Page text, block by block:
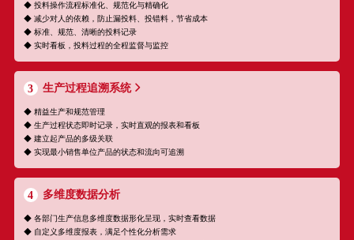
◆ 投料操作流程标准化、规范化与精确化
◆ 减少对人的依赖，防止漏投料、投错料，节省成本
◆ 标准、规范、清晰的投料记录
◆ 实时看板，投料过程的全程监督与监控
3 生产过程追溯系统
◆ 精益生产和规范管理
◆ 生产过程状态即时记录，实时直观的报表和看板
◆ 建立起产品的多级关联
◆ 实现最小销售单位产品的状态和流向可追溯
4 多维度数据分析
◆ 各部门生产信息多维度数据形化呈现，实时查看数据
◆ 自定义多维度报表，满足个性化分析需求